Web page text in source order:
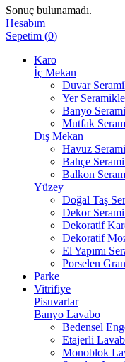
Sonuç bulunamadı.
Hesabım
Sepetim (0)
Karo
İç Mekan
Duvar
Yer
Banyo
Mutfak
Dış Mekan
Havuz
Bahçe
Balkon
Yüzey
Doğal Taş
Dekor
Dekoratif
Dekoratif
El Yapımı
Porselen
Parke
Vitrifiye
Pisuvarlar
Banyo Lavabo
Bedensel
Etajerli
Monoblok